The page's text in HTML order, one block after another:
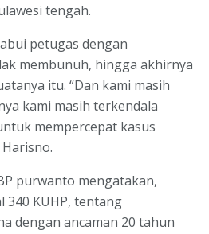
tengah.
petugas dengan
membunuh, hingga akhirnya
itu. “Dan kami masih
kami masih terkendala
mempercepat kasus
purwanto mengatakan,
340 KUHP, tentang
dengan ancaman 20 tahun